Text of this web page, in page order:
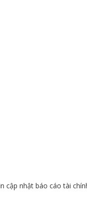
cập nhật báo cáo tài